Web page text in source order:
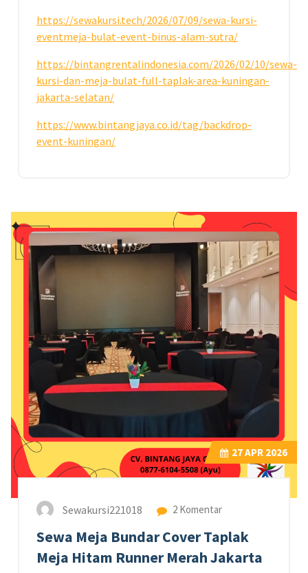
https://sewakursi.tech/2026/07/09/sewa-kursi-
eventmeja-bulat-event-binus-alam-sutra/
https://bintangrentalindonesia.com/2026/02/10/sewa-
kursi-dan-meja-bulat-full-taplak-area-kuningan-
jakarta-selatan/
https://www.bintangjaya.co.id/tag/backdrop-
event-kuningan/
27APR 2026
Sewakursi221018 2 Komentar
Sewa Meja Bundar Cover Taplak
Meja Hitam Runner Merah Jakarta